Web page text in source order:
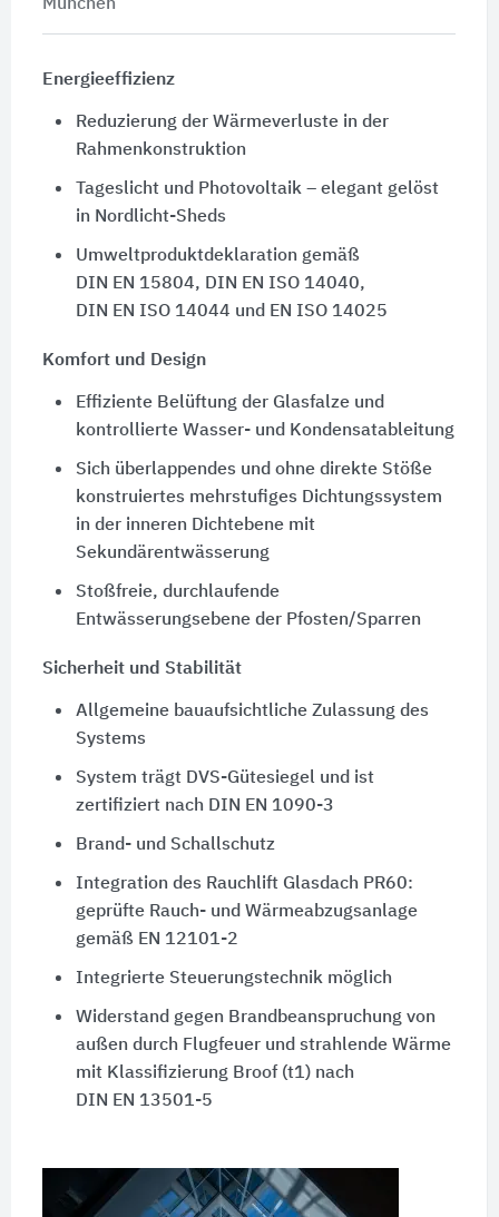
München
Energieeffizienz
Reduzierung der Wärmeverluste in der
Rahmenkonstruktion
Tageslicht und Photovoltaik – elegant gelöst
in Nordlicht-Sheds
Umweltproduktdeklaration gemäß
DIN EN 15804, DIN EN ISO 14040,
DIN EN ISO 14044 und EN ISO 14025
Komfort und Design
Effiziente Belüftung der Glasfalze und
kontrollierte Wasser- und Kondensatableitung
Sich überlappendes und ohne direkte Stöße
konstruiertes mehrstufiges Dichtungssystem
in der inneren Dichtebene mit
Sekundärentwässerung
Stoßfreie, durchlaufende
Entwässerungsebene der Pfosten/Sparren
Sicherheit und Stabilität
Allgemeine bauaufsichtliche Zulassung des
Systems
System trägt DVS-Gütesiegelund ist
zertifiziert nach DIN EN 1090-3
Brand- und Schallschutz
Integration des Rauchlift Glasdach PR60:
geprüfte Rauch- und Wärmeabzugsanlage
gemäß EN 12101-2
Integrierte Steuerungstechnik möglich
Widerstand gegen Brandbeanspruchung von
außen durch Flugfeuer und strahlende Wärme
mit Klassifizierung Broof (t1)nach
DIN EN 13501-5